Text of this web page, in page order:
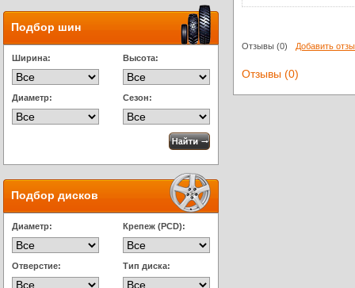
Подбор шин
Ширина: Высота:
Диаметр: Сезон:
Подбор дисков
Диаметр: Крепеж (PCD):
Отверстие: Тип диска:
Отзывы (0) Добавить
Отзывы (0)